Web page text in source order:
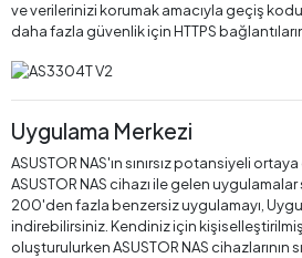
ve verilerinizi korumak amacıyla geçiş
daha fazla güvenlik için HTTPS
Uygulama Merkezi
ASUSTOR NAS'ın sınırsız potansiyeli ortaya
ASUSTOR NAS cihazı ile gelen
200'den fazla benzersiz uygulamayı,
indirebilirsiniz. Kendiniz için kişiselleştirilmiş
oluşturulurken ASUSTOR NAS cihazlarının